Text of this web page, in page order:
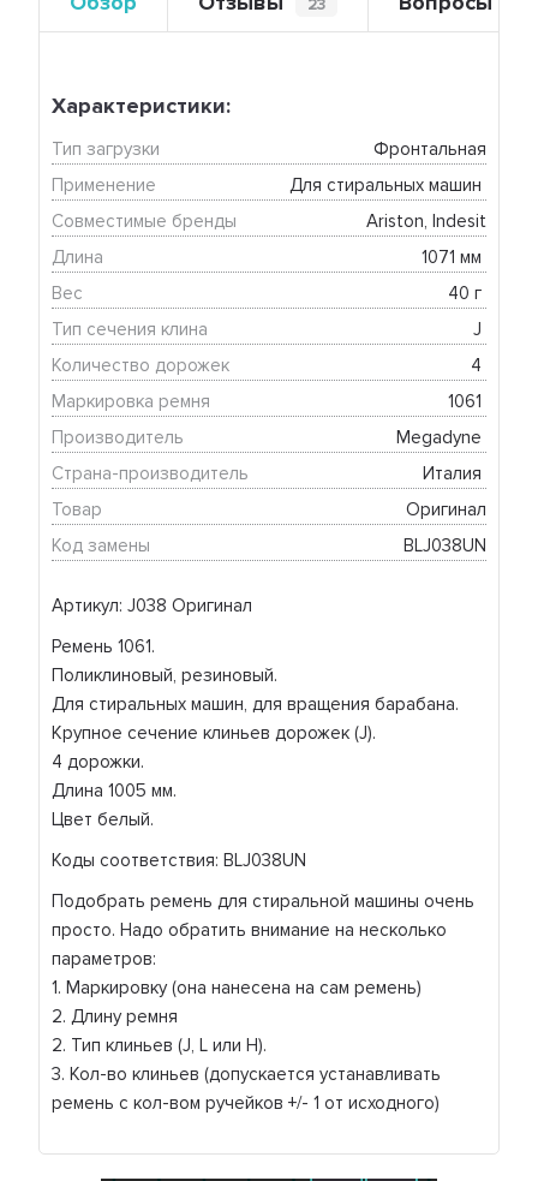
23
Артикул: J038 Оригинал
Ремень 1061.
Поликлиновый, резиновый.
Для стиральных машин, для вращения барабана.
Крупное сечение клиньев дорожек (J).
4 дорожки.
Длина 1005 мм.
Цвет белый.
Коды соответствия: BLJ038UN
Подобрать ремень для стиральной машины очень
просто. Надо обратить внимание на несколько
параметров:
1. Маркировку (она нанесена на сам ремень)
2. Длину ремня
2. Тип клиньев (J, L или H).
3. Кол-во клиньев (допускается устанавливать
ремень с кол-вом ручейков +/- 1 от исходного)
Характеристики:
Тип загрузки
Фронтальная
Применение
Для стиральных машин
Совместимые бренды
Ariston, Indesit
Длина
1071 мм
Вес
40 г
Тип сечения клина
J
Количество дорожек
4
Маркировка ремня
1061
Производитель
Megadyne
Страна-производитель
Италия
Товар
Оригинал
Код замены
BLJ038UN